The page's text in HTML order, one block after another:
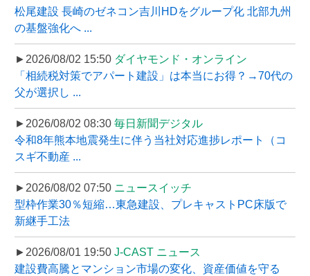
松尾建設 長崎のゼネコン吉川HDをグループ化 北部九州
の基盤強化へ ...
►2026/08/02 15:50 ダイヤモンド・オンライン
「相続税対策でアパート建設」は本当にお得？→70代の
父が選択し ...
►2026/08/02 08:30 毎日新聞デジタル
令和8年熊本地震発生に伴う当社対応進捗レポート（コ
スギ不動産 ...
►2026/08/02 07:50 ニュースイッチ
型枠作業30％短縮…東急建設、プレキャストPC床版で
新継手工法
►2026/08/01 19:50 J-CAST ニュース
建設費高騰とマンション市場の変化、資産価値を守る